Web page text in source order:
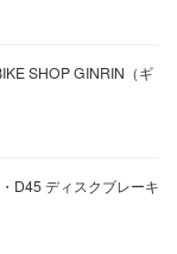
SHOP GINRIN（ギ
D45 ディスクブレーキ